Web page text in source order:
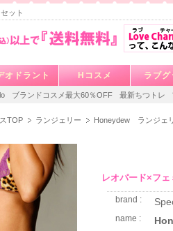
ット
オドラント Hコスメ ラブグ
ブランドコスメ最大60％OFF 最新ちつトレ
TOP ランジェリー Honeydew ランジェ
レオパード×フ
brand :
name :